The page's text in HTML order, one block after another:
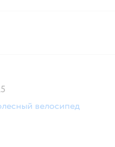
велосипед